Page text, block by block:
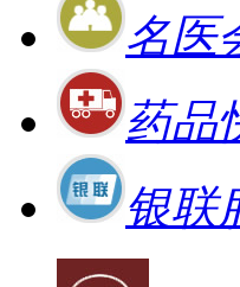
名医
药品
银联